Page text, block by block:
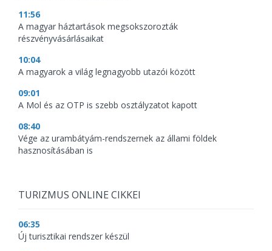
11:56
A magyar háztartások megsokszorozták
részvényvásárlásaikat
10:04
A magyarok a világ legnagyobb utazói között
09:01
A Mol és az OTP is szebb osztályzatot kapott
08:40
Vége az urambátyám-rendszernek az állami földek
hasznosításában is
TURIZMUS ONLINE CIKKEI
06:35
Új turisztikai rendszer készül